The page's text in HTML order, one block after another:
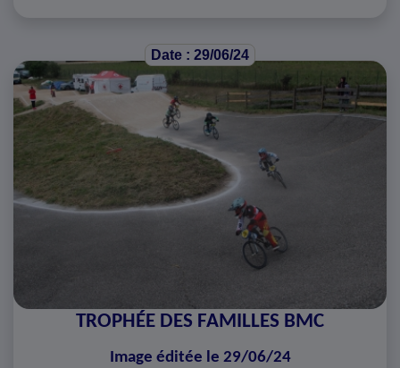
Date : 29/06/24
TROPHÉE DES FAMILLES BMC
Image éditée le 29/06/24